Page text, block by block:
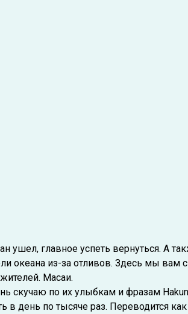
ушел, главное успеть вернуться. А
океана из-за отливов. Здесь мы вам с
Масаи.
скучаю по их улыбкам и фразам
в день по тысяче раз. Переводится